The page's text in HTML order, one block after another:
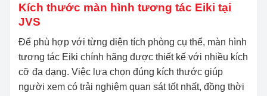
Kích thước màn hình tương tác Eiki tại
JVS
Để phù hợp với từng diện tích phòng cụ thể, màn hình
tương tác Eiki chính hãng được thiết kế với nhiều kích
cỡ đa dạng. Việc lựa chọn đúng kích thước giúp
người xem có trải nghiệm quan sát tốt nhất, đồng thời